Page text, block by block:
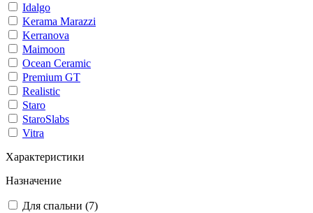
Idalgo
Kerama Marazzi
Kerranova
Maimoon
Ocean Ceramic
Premium GT
Realistic
Staro
StaroSlabs
Vitra
Характеристики
Назначение
Для спальни (7)